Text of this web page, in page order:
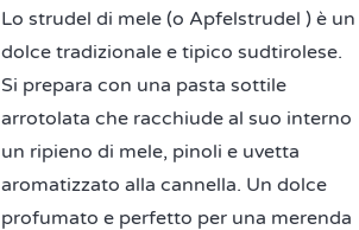
Lo strudel di mele (o Apfelstrudel ) è un
dolce tradizionale e tipico sudtirolese.
Si prepara con una pasta sottile
arrotolata che racchiude al suo interno
un ripieno di mele, pinoli e uvetta
aromatizzato alla cannella. Un dolce
profumato e perfetto per una merenda